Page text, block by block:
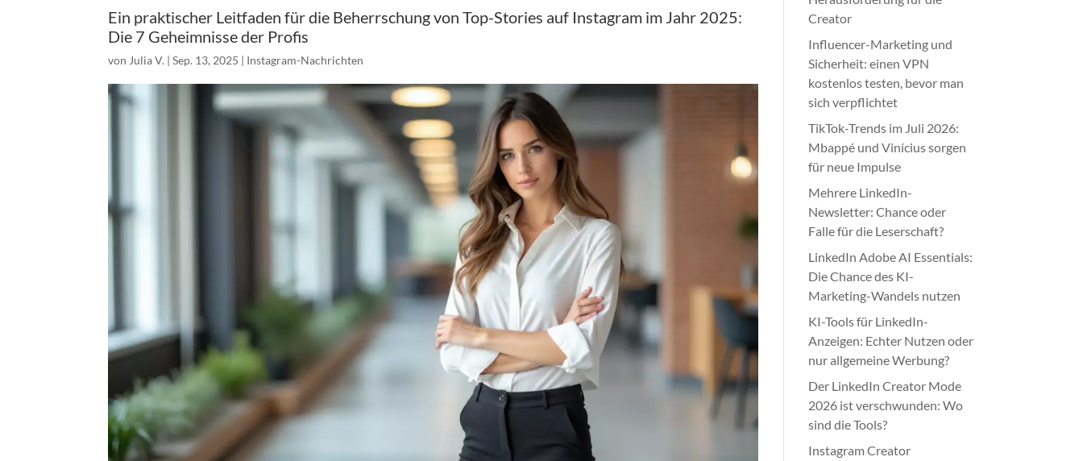
Ein praktischer Leitfaden für die Beherrschung von Top-Stories auf Instagram im Jahr 2025:
Die 7 Geheimnisse der Profis
von Julia V. |Sep. 13, 2025 | Instagram-Nachrichten
Creator
Influencer-Marketing und
Sicherheit: einen VPN
kostenlos testen, bevor man
sich verpflichtet
TikTok-Trends im Juli 2026:
Mbappé und Vinícius sorgen
für neue Impulse
Mehrere LinkedIn-
Newsletter: Chance oder
Falle für die Leserschaft?
LinkedIn Adobe AI Essentials:
Die Chance des KI-
Marketing-Wandels nutzen
KI-Tools für LinkedIn-
Anzeigen: Echter Nutzen oder
nur allgemeine Werbung?
Der LinkedIn Creator Mode
2026 ist verschwunden: Wo
sind die Tools?
Instagram Creator